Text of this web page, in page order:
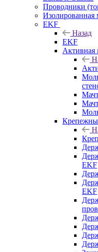
Проводники
Изолированная
EKF
Назад
EKF
Активная
EKF
EKF